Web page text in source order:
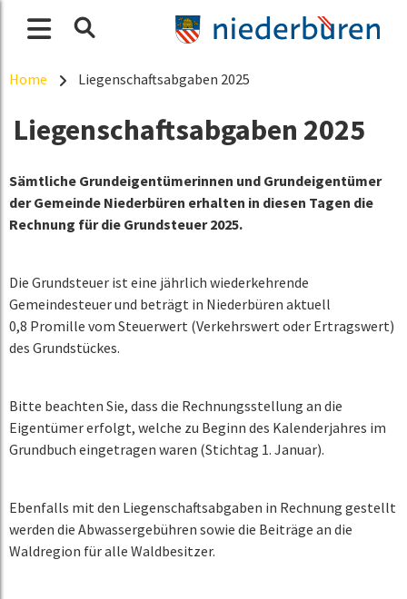
Home Liegenschaftsabgaben 2025
Liegenschaftsabgaben 2025
Sämtliche Grundeigentümerinnen und Grundeigentümer
der Gemeinde Niederbüren erhalten in diesen Tagen die
Rechnung für die Grundsteuer 2025.
Die Grundsteuer ist eine jährlich wiederkehrende
Gemeindesteuer und beträgt in Niederbüren aktuell
0,8 Promille vom Steuerwert (Verkehrswert oder Ertragswert)
des Grundstückes.
Bitte beachten Sie, dass die Rechnungsstellung an die
Eigentümer erfolgt, welche zu Beginn des Kalenderjahres im
Grundbuch eingetragen waren (Stichtag 1. Januar).
Ebenfalls mit den Liegenschaftsabgaben in Rechnung gestellt
werden die Abwassergebühren sowie die Beiträge an die
Waldregion für alle Waldbesitzer.